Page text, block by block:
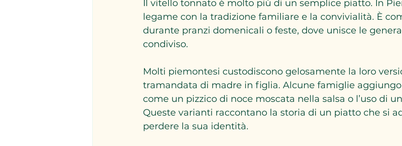
Il vitello tonnato è molto più di un semplice piatto. In
legame con la tradizione familiare e la convivialità. È
durante pranzi domenicali o feste, dove unisce le
condiviso.
Molti piemontesi custodiscono gelosamente la loro
tramandata di madre in figlia. Alcune famiglie
come un pizzico di noce moscata nella salsa o l’uso di
Queste varianti raccontano la storia di un piatto che si
perdere la sua identità.